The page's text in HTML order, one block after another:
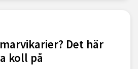
Det här
koll på